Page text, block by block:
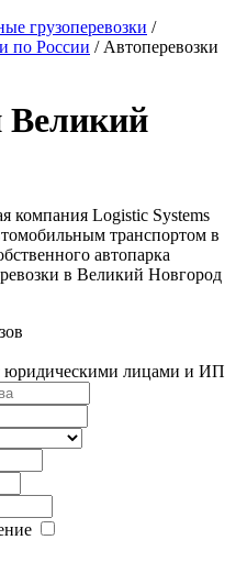
грузоперевозки /
по России / Автоперевозки
Великий
компания Logistic Systems
транспортом в
автопарка
в Великий Новгород
лицами и ИП